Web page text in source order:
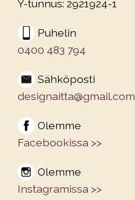
Y-tunnus: 2921924-1
Puhelin
0400 483 794
Sähköposti
designaitta@gmail.com
Olemme
Facebookissa >>
Olemme
Instagramissa >>